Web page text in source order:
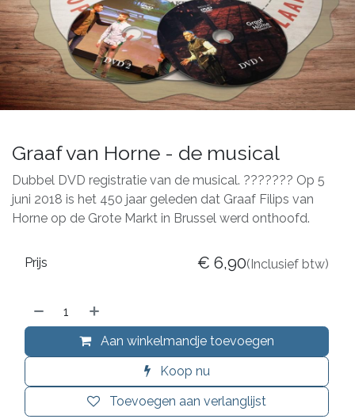
Graaf van Horne - de musical
Dubbel DVD registratie van de musical. ??????? Op 5
juni 2018 is het 450 jaar geleden dat Graaf Filips van
Horne op de Grote Markt in Brussel werd onthoofd.
Aan winkelmandje toevoegen
Koop nu
Toevoegen aan verlanglijst
Prijs € 6,90(Inclusief btw)